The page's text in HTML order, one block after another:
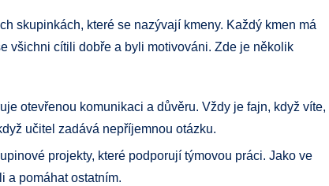
skupinkách, které se nazývají kmeny. Každý kmen má
všichni cítili dobře a byli motivováni. Zde je několik
otevřenou komunikaci a důvěru. Vždy je fajn, když víte,
učitel zadává nepříjemnou otázku.
projekty, které podporují týmovou práci. Jako ve
a pomáhat ostatním.